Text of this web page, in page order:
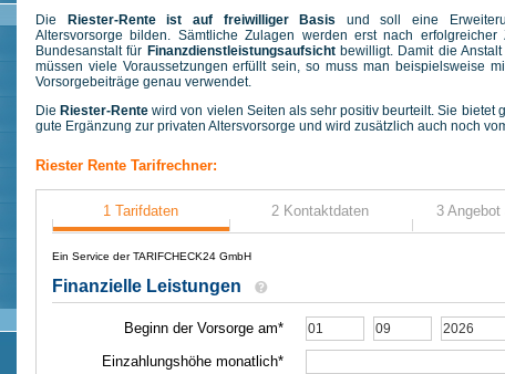
Die
Riester-Rente ist auf freiwilliger Basis und soll eine
Altersvorsorge bilden. Sämtliche Zulagen werden erst nach erfolgreicher
Bundesanstalt für Finanzdienstleistungsaufsicht bewilligt. Damit die
müssen viele Voraussetzungen erfüllt sein, so muss man beispielsweise
Vorsorgebeiträge genau verwendet.
Die Riester-Rente wird von vielen Seiten als sehr positiv beurteilt. Sie bietet
gute Ergänzung zur privaten Altersvorsorge und wird zusätzlich auch noch
Riester Rente Tarifrechner: